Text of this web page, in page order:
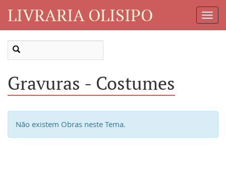
LIVRARIA OLISIPO
Gravuras - Costumes
Não existem Obras neste Tema.